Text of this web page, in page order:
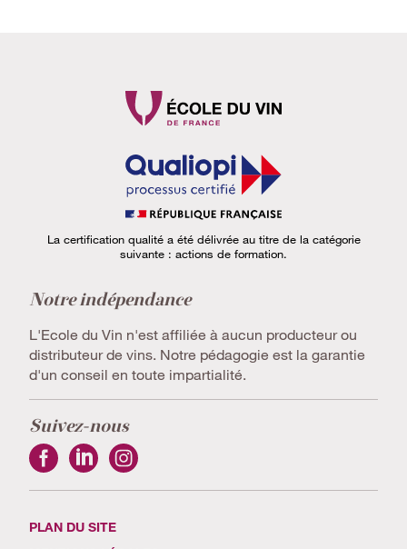
La certification qualité a été délivrée au titre de la catégorie
suivante : actions de formation.
Notre indépendance
L'Ecole du Vin n'est affiliée à aucun producteur ou
distributeur de vins. Notre pédagogie est la garantie
d'un conseil en toute impartialité.
Suivez-nous
PLAN DU SITE